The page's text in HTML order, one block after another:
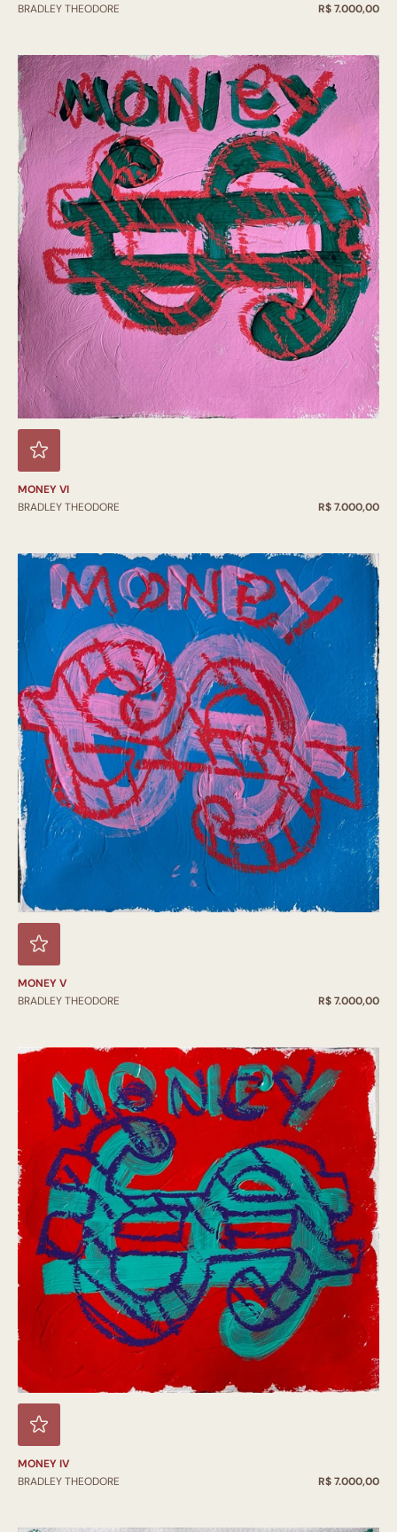
BRADLEY THEODORE
R$ 7.000,00
MONEY VI
BRADLEY THEODORE
R$ 7.000,00
MONEY V
BRADLEY THEODORE
R$ 7.000,00
MONEY IV
BRADLEY THEODORE
R$ 7.000,00